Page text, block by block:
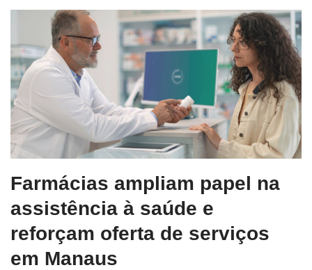
Farmácias ampliam papel na
assistência à saúde e
reforçam oferta de serviços
em Manaus